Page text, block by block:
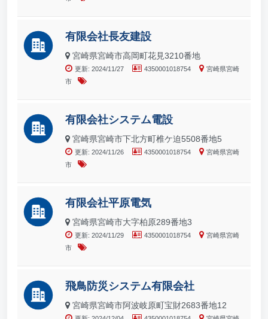
有限会社長友建設
宮崎県宮崎市高岡町花見3210番地
更新: 2024/11/27 4350001018754
宮崎県宮崎
市
有限会社システム電設
宮崎県宮崎市下北方町椎ケ迫5508番地5
更新: 2024/11/26 4350001018754
宮崎県宮崎
市
有限会社平原電気
宮崎県宮崎市大字柏原289番地3
更新: 2024/11/29 4350001018754
宮崎県宮崎
市
飛鳥防災システム有限会社
宮崎県宮崎市阿波岐原町宝財2683番地12